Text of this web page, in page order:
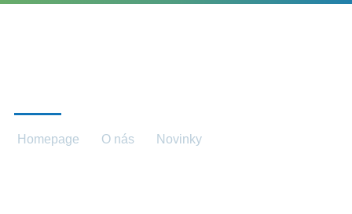
Homepage O nás Novinky